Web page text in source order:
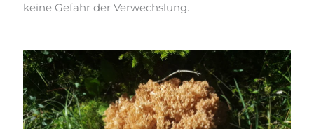
keine Gefahr der Verwechslung.